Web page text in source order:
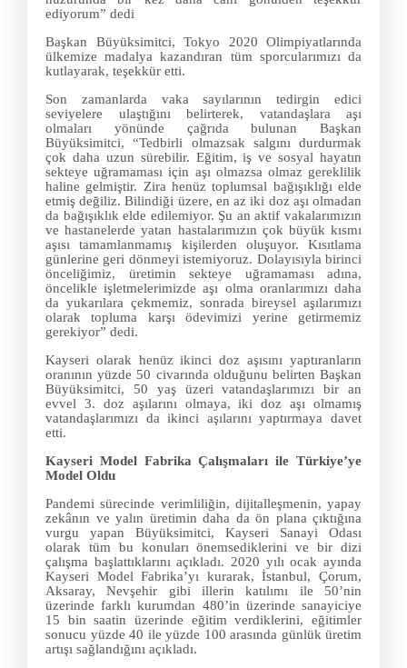
ediyorum” dedi
Başkan Büyüksimitci, Tokyo 2020 Olimpiyatlarında
ülkemize madalya kazandıran tüm sporcularımızı da
kutlayarak, teşekkür etti.
Son zamanlarda vaka sayılarının tedirgin edici
seviyelere ulaştığını belirterek, vatandaşlara aşı
olmaları yönünde çağrıda bulunan Başkan
Büyüksimitci, “Tedbirli olmazsak salgını durdurmak
çok daha uzun sürebilir. Eğitim, iş ve sosyal hayatın
sekteye uğramaması için aşı olmazsa olmaz gereklilik
haline gelmiştir. Zira henüz toplumsal bağışıklığı elde
etmiş değiliz. Bilindiği üzere, en az iki doz aşı olmadan
da bağışıklık elde edilemiyor. Şu an aktif vakalarımızın
ve hastanelerde yatan hastalarımızın çok büyük kısmı
aşısı tamamlanmamış kişilerden oluşuyor. Kısıtlama
günlerine geri dönmeyi istemiyoruz. Dolayısıyla birinci
önceliğimiz, üretimin sekteye uğramaması adına,
öncelikle işletmelerimizde aşı olma oranlarımızı daha
da yukarılara çekmemiz, sonrada bireysel aşılarımızı
olarak topluma karşı ödevimizi yerine getirmemiz
gerekiyor” dedi.
Kayseri olarak henüz ikinci doz aşısını yaptıranların
oranının yüzde 50 civarında olduğunu belirten Başkan
Büyüksimitci, 50 yaş üzeri vatandaşlarımızı bir an
evvel 3. doz aşılarını olmaya, iki doz aşı olmamış
vatandaşlarımızı da ikinci aşılarını yaptırmaya davet
etti.
Kayseri Model Fabrika Çalışmaları ile Türkiye’ye
Model Oldu
Pandemi sürecinde verimliliğin, dijitalleşmenin, yapay
zekânın ve yalın üretimin daha da ön plana çıktığına
vurgu yapan Büyüksimitci, Kayseri Sanayi Odası
olarak tüm bu konuları önemsediklerini ve bir dizi
çalışma başlattıklarını açıkladı. 2020 yılı ocak ayında
Kayseri Model Fabrika’yı kurarak, İstanbul, Çorum,
Aksaray, Nevşehir gibi illerin katılımı ile 50’nin
üzerinde farklı kurumdan 480’in üzerinde sanayiciye
15 bin saatin üzerinde eğitim verdiklerini, eğitimler
sonucu yüzde 40 ile yüzde 100 arasında günlük üretim
artışı sağlandığını açıkladı.